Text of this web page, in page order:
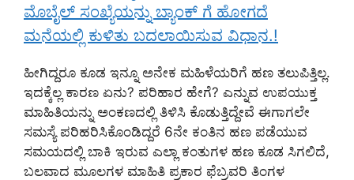
ಮೊಬೈಲ್ ಸಂಖ್ಯೆಯನ್ನು ಬ್ಯಾಂಕ್ ಗೆ ಹೋಗದೆ
ಮನೆಯಲ್ಲಿ ಕುಳಿತು ಬದಲಾಯಿಸುವ ವಿಧಾನ.!
ಹೀಗಿದ್ದರೂ ಕೂಡ ಇನ್ನೂ ಅನೇಕ ಮಹಿಳೆಯರಿಗೆ ಹಣ ತಲುಪಿತ್ತಿಲ್ಲ.
ಇದಕ್ಕೆಲ್ಲ ಕಾರಣ ಏನು? ಪರಿಹಾರ ಹೇಗೆ? ಎನ್ನುವ ಉಪಯುಕ್ತ
ಮಾಹಿತಿಯನ್ನು ಅಂಕಣದಲ್ಲಿ ತಿಳಿಸಿ ಕೊಡುತ್ತಿದ್ದೇವೆ ಈಗಾಗಲೇ
ಸಮಸ್ಯೆ ಪರಿಹರಿಸಿಕೊಂಡಿದ್ದರೆ 6ನೇ ಕಂತಿನ ಹಣ ಪಡೆಯುವ
ಸಮಯದಲ್ಲಿ ಬಾಕಿ ಇರುವ ಎಲ್ಲಾ ಕಂತುಗಳ ಹಣ ಕೂಡ ಸಿಗಲಿದೆ,
ಬಲವಾದ ಮೂಲಗಳ ಮಾಹಿತಿ ಪ್ರಕಾರ ಫೆಬ್ರವರಿ ತಿಂಗಳ